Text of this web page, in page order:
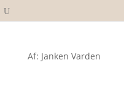
Af: Janken Varden